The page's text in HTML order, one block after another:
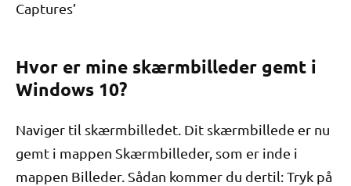
Captures’
Hvor er mine skærmbilleder gemt i
Windows 10?
Naviger til skærmbilledet. Dit skærmbillede er nu
gemt i mappen Skærmbilleder, som er inde i
mappen Billeder. Sådan kommer du dertil: Tryk på